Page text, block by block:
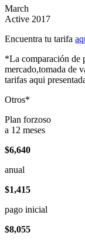
March
Active 2017
Encuentra tu tarifa
*La comparación de
mercado,tomada de
tarifas aqui
Otros*
Plan forzoso
a 12 meses
$6,640
anual
$1,415
pago inicial
$8,055